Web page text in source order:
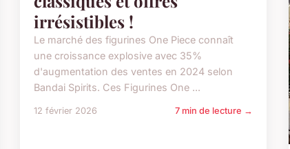
irrésistibles !
Le marché des figurines One Piece connaît
une croissance explosive avec 35%
d'augmentation des ventes en 2024 selon
Bandai Spirits. Ces Figurines One ...
12 février 2026 7 min de lecture →